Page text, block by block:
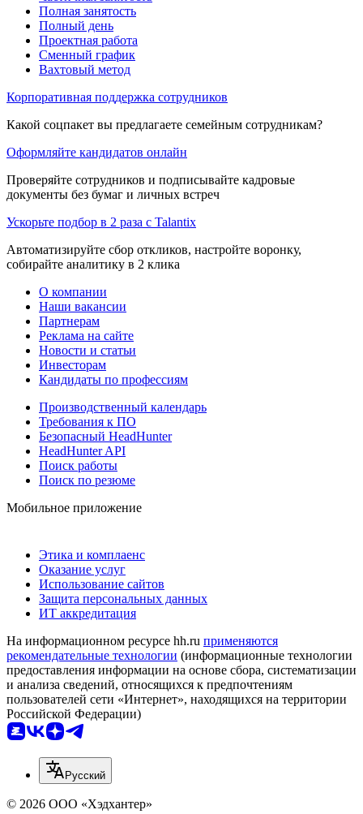
Полная занятость
Полный день
Проектная работа
Сменный график
Вахтовый метод
Корпоративная поддержка сотрудников
Какой соцпакет вы предлагаете семейным сотрудникам?
Оформляйте кандидатов онлайн
Проверяйте сотрудников и подписывайте кадровые
документы без бумаг и личных встреч
Ускорьте подбор в 2 раза с Talantix
Автоматизируйте сбор откликов, настройте воронку,
собирайте аналитику в 2 клика
О компании
Наши вакансии
Партнерам
Реклама на сайте
Новости и статьи
Инвесторам
Кандидаты по профессиям
Производственный календарь
Требования к ПО
Безопасный HeadHunter
HeadHunter API
Поиск работы
Поиск по резюме
Мобильное приложение
Этика и комплаенс
Оказание услуг
Использование сайтов
Защита персональных данных
ИТ аккредитация
На информационном ресурсе hh.ru применяются
рекомендательные технологии (информационные технологии
предоставления информации на основе сбора, систематизации
и анализа сведений, относящихся к предпочтениям
пользователей сети «Интернет», находящихся на территории
Российской Федерации)
Русский
© 2026 ООО «Хэдхантер»